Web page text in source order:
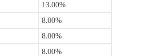
13.00%
8.00%
8.00%
8.00%